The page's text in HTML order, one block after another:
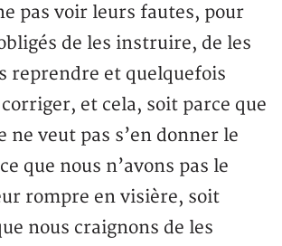
pas voir leurs fautes, pour
de les instruire, de les
reprendre et quelquefois
et cela, soit parce que
ne veut pas s’en donner le
que nous n’avons pas le
rompre en visière, soit
nous craignons de les